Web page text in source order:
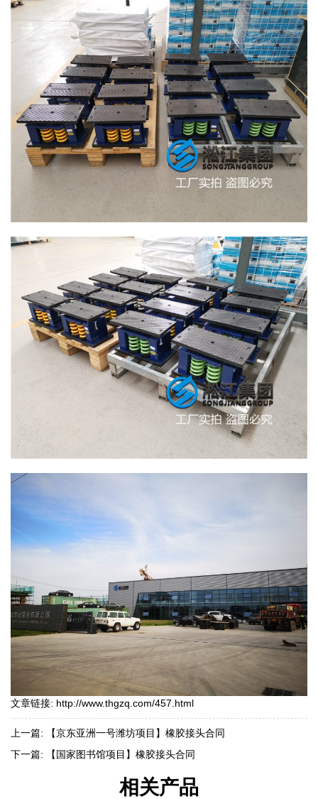
文章链接: http://www.thgzq.com/457.html
上一篇:
【京东亚洲一号潍坊项目】橡胶接头合同
下一篇:
【国家图书馆项目】橡胶接头合同
相关产品